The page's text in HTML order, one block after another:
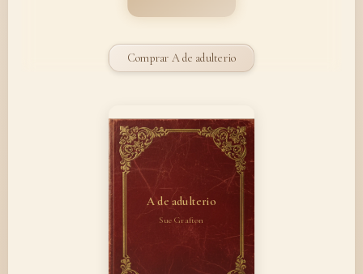
Comprar A de adulterio
A de adulterio
Sue Grafton